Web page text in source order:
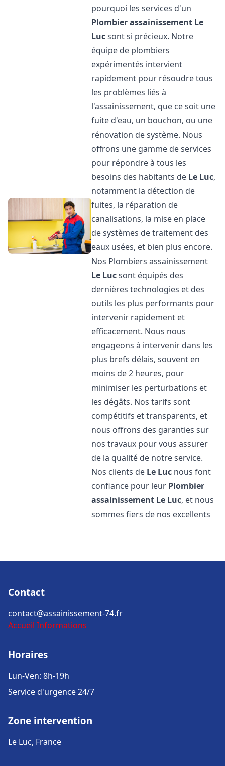
pourquoi les services d'un
Plombier assainissement Le
Lucsont si précieux. Notre
équipe de plombiers
expérimentés intervient
rapidement pour résoudre tous
les problèmes liés à
l'assainissement, que ce soit une
fuite d'eau, un bouchon, ou une
rénovation de système. Nous
offrons une gamme de services
pour répondre à tous les
besoins des habitants de Le Luc,
notamment la détection de
fuites, la réparation de
canalisations, la mise en place
de systèmes de traitement des
eaux usées, et bien plus encore.
Nos Plombiers assainissement
Le Lucsont équipés des
dernières technologies et des
outils les plus performants pour
intervenir rapidement et
efficacement. Nous nous
engageons à intervenir dans les
plus brefs délais, souvent en
moins de 2 heures, pour
minimiser les perturbations et
les dégâts. Nos tarifs sont
compétitifs et transparents, et
nous offrons des garanties sur
nos travaux pour vous assurer
de la qualité de notre service.
Nos clients de Le Luc nous font
confiance pour leur Plombier
assainissement Le Luc, et nous
sommes fiers de nos excellents
Contact
contact@assainissement-74.fr
Accueil Informations
Horaires
Lun-Ven: 8h-19h
Service d'urgence 24/7
Zone intervention
Le Luc, France